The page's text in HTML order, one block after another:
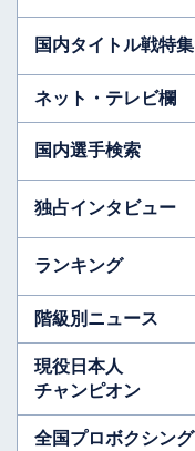
国内タイトル戦特集
ネット・テレビ欄
国内選手検索
独占インタビュー
ランキング
階級別ニュース
現役日本人
チャンピオン
全国プロボクシング